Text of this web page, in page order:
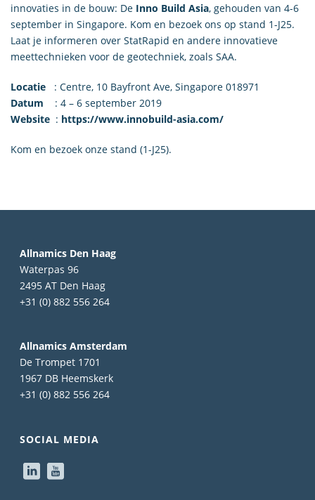
innovaties in de bouw: De Inno Build Asia, gehouden van 4-6
september in Singapore. Kom en bezoek ons op stand 1-J25.
Laat je informeren over StatRapid en andere innovatieve
meettechnieken voor de geotechniek, zoals SAA.
Locatie
: Centre, 10 Bayfront Ave, Singapore 018971
Datum
: 4 – 6 september 2019
Website : https://www.innobuild-asia.com/
Kom en bezoek onze stand (1-J25).
Allnamics Den Haag
Waterpas 96
2495 AT Den Haag
+31 (0) 882 556 264
Allnamics Amsterdam
De Trompet 1701
1967 DB Heemskerk
+31 (0) 882 556 264
SOCIAL MEDIA